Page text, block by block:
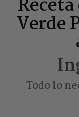
Verde
Todo lo